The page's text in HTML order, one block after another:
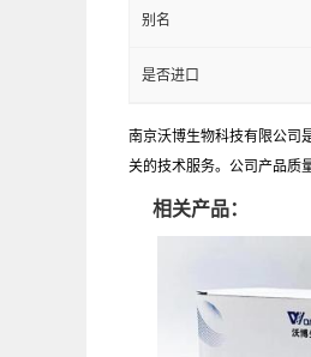
别名
是否进口
南京沃博生物科技有限公司
关的技术服务。公司产品质
相关产品：